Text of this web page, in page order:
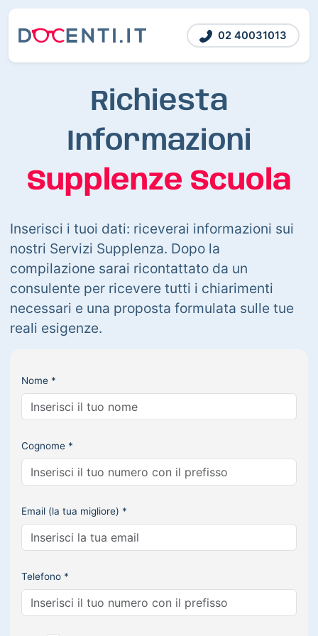
02 40031013
Richiesta
Informazioni
Supplenze Scuola
Inserisci i tuoi dati: riceverai informazioni sui
nostri Servizi Supplenza. Dopo la
compilazione sarai ricontattato da un
consulente per ricevere tutti i chiarimenti
necessari e una proposta formulata sulle tue
reali esigenze.
Nome *
Cognome *
Email (la tua migliore) *
Telefono *